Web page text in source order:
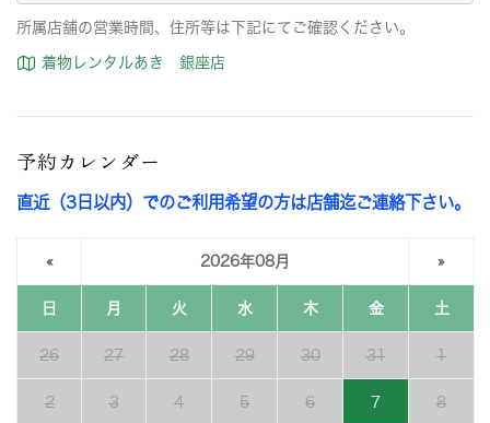
所属店舗の営業時間、住所等は下記にてご確認ください。
着物レンタルあき 銀座店
予約カレンダー
直近（3日以内）でのご利用希望の方は店舗迄ご連絡下さい。
« 2026年08月 »
日 月 火 水 木 金 土
26 27 28 29 30 31 1
2 3 4 5 6 7 8